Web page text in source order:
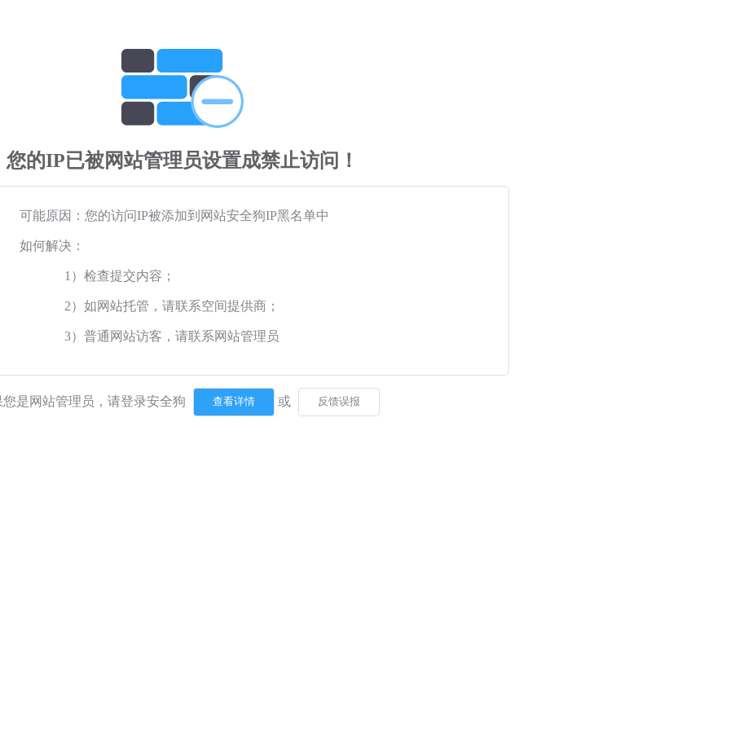
您的IP已被网站管理员设置成禁止访问！
可能原因：您的访问IP被添加到网站安全狗IP黑名单中
如何解决：
1）检查提交内容；
2）如网站托管，请联系空间提供商；
3）普通网站访客，请联系网站管理员
您是网站管理员，请登录安全狗 或